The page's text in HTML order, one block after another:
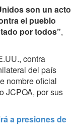
son un acto
el pueblo
por todos”,
contra
del país
nombre oficial
JCPOA, por sus
a presiones de